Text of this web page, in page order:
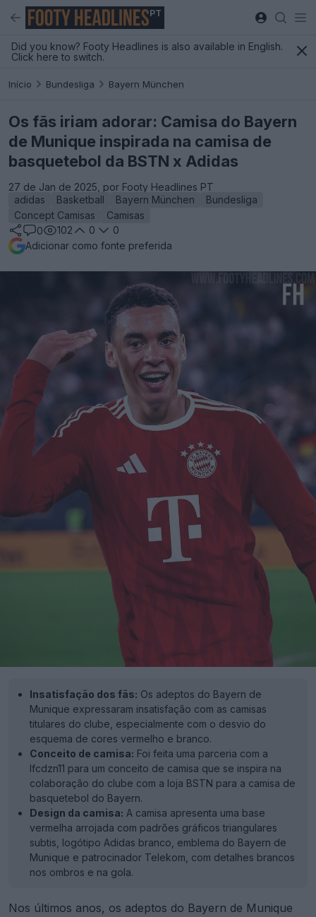
PT
Did you know? Footy Headlines is also available in English.
Click here to switch.
Início Bundesliga Bayern München
Os fãs iriam adorar: Camisa do Bayern
de Munique inspirada na camisa de
basquetebol da BSTN x Adidas
27 de Jan de 2025, por Footy Headlines PT
adidas
Basketball Bayern München
Bundesliga
Concept Camisas
Camisas
0
102 0
0
Adicionar como fonte preferida
Insatisfação dos fãs: Os adeptos do Bayern de
Munique expressaram insatisfação com as camisas
titulares do clube, especialmente com o desvio do
esquema de cores vermelho e branco.
Conceito de camisa: Foi feita uma parceria com a
lfcdzn11 para um conceito de camisa que se inspira na
colaboração do clube com a loja BSTN para a camisa de
basquetebol do Bayern.
Design da camisa: A camisa apresenta uma base
vermelha arrojada com padrões gráficos triangulares
subtis, logótipo Adidas branco, emblema do Bayern de
Munique e patrocinador Telekom, com detalhes brancos
nos ombros e na gola.
Nos últimos anos, os adeptos do Bayern de Munique